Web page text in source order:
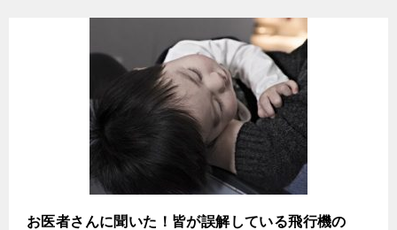
お医者さんに聞いた！皆が誤解している飛行機の